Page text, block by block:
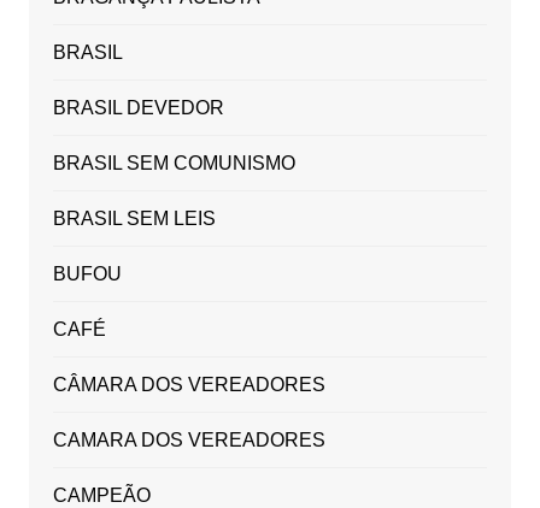
BRASIL
BRASIL DEVEDOR
BRASIL SEM COMUNISMO
BRASIL SEM LEIS
BUFOU
CAFÉ
CÂMARA DOS VEREADORES
CAMARA DOS VEREADORES
CAMPEÃO